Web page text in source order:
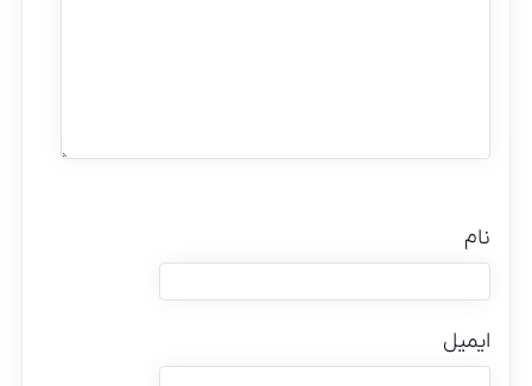
نام
ایمیل